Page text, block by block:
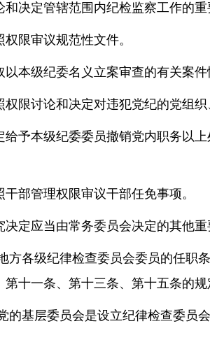
和决定管辖范围内纪检监察工作的
权限审议规范性文件。
以本级纪委名义立案审查的有关案
权限讨论和决定对违犯党纪的党组
给予本级纪委委员撤销党内职务以
干部管理权限审议干部任免事项。
决定应当由常务委员会决定的其他
方各级纪律检查委员会委员的任职
第十一条、第十三条、第十五条的
的基层委员会是设立纪律检查委员